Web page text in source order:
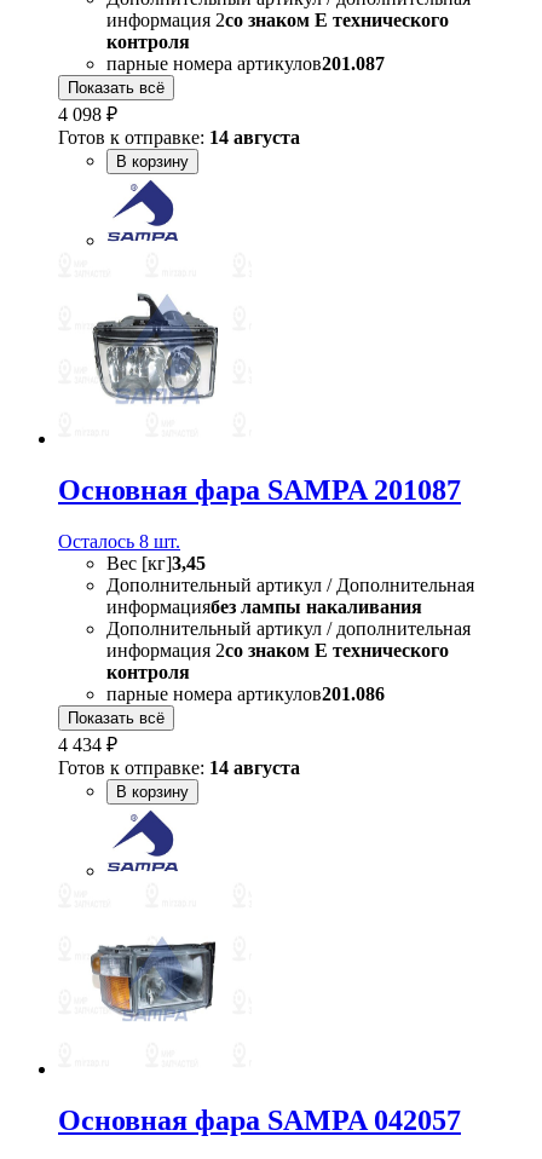
информация 2со знаком Е технического
контроля
парные номера артикулов201.087
Показать всё
4 098 ₽
Готов к отправке: 14 августа
В корзину
Основная фара SAMPA 201087
Осталось 8 шт.
Вес [кг]3,45
Дополнительный артикул / Дополнительная
информациябез лампы накаливания
Дополнительный артикул / дополнительная
информация 2со знаком Е технического
контроля
парные номера артикулов201.086
Показать всё
4 434 ₽
Готов к отправке: 14 августа
В корзину
Основная фара SAMPA 042057